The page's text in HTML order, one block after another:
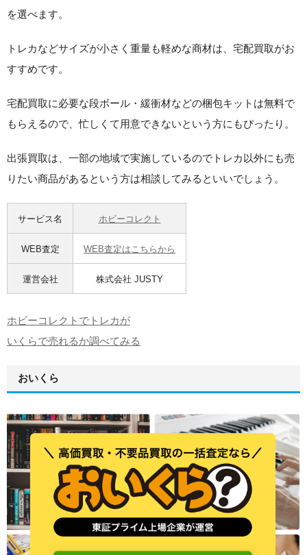
を選べます。
トレカなどサイズが小さく重量も軽めな商材は、宅配買取がお
すすめです。
宅配買取に必要な段ボール・緩衝材などの梱包キットは無料で
もらえるので、忙しくて用意できないという方にもぴったり。
出張買取は、一部の地域で実施しているのでトレカ以外にも売
りたい商品があるという方は相談してみるといいでしょう。
サービス名 ホビーコレクト
WEB査定 WEB査定はこちらから
運営会社 株式会社 JUSTY
ホビーコレクトでトレカが
いくらで売れるか調べてみる
おいくら